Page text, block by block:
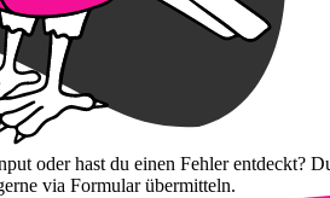
oder hast du einen Fehler entdeckt?
via Formular übermitteln.